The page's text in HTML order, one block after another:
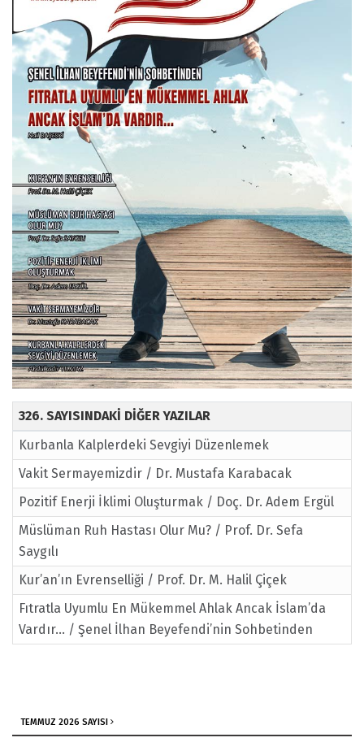
326. SAYISINDAKİ DİĞER YAZILAR
Kurbanla Kalplerdeki Sevgiyi Düzenlemek
Vakit Sermayemizdir / Dr. Mustafa Karabacak
Pozitif Enerji İklimi Oluşturmak / Doç. Dr. Adem Ergül
Müslüman Ruh Hastası Olur Mu? / Prof. Dr. Sefa
Saygılı
Kur’an’ın Evrenselliği / Prof. Dr. M. Halil Çiçek
Fıtratla Uyumlu En Mükemmel Ahlak Ancak İslam’da
Vardır... / Şenel İlhan Beyefendi’nin Sohbetinden
TEMMUZ 2026 SAYISI